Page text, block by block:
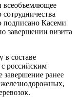
всеобъемлющее
подписано Касеми
завершении визита
составе
российским
ранее
железнодорожных,